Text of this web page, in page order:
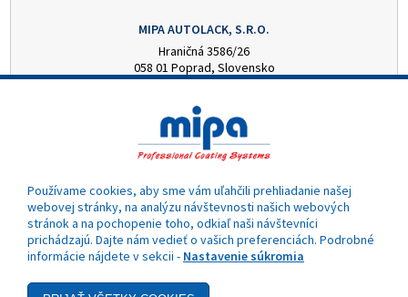
MIPA AUTOLACK, S.R.O.
Hraničná 3586/26
058 01 Poprad, Slovensko
mipa@autolack.sk
OTVÁRACIE HODINY
Pondelok - Piatok: 8:00 - 16:00 hod.
Používame cookies, aby sme vám uľahčili prehliadanie našej
webovej stránky, na analýzu návštevnosti našich webových
stránok a na pochopenie toho, odkiaľ naši návštevníci
prichádzajú. Dajte nám vedieť o vašich preferenciách. Podrobné
informácie nájdete v sekcii - Nastavenie súkromia